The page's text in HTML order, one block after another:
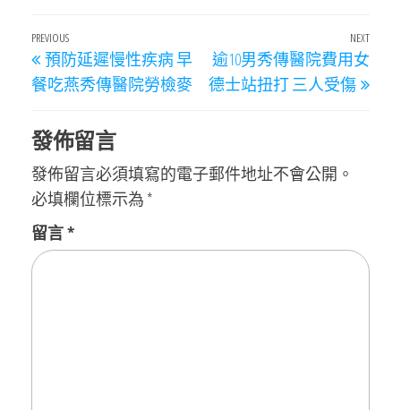
文
章
導
覽
Previous
Post
PREVIOUS
預防延遲慢性疾病 早
餐吃燕秀傳醫院勞檢麥
Next
NEXT
逾10男秀傳醫院費用女
德士站扭打 三人受傷
發佈留言
發佈留言必須填寫的電子郵件地址不會公開。
必填欄位標示為 *
留言*